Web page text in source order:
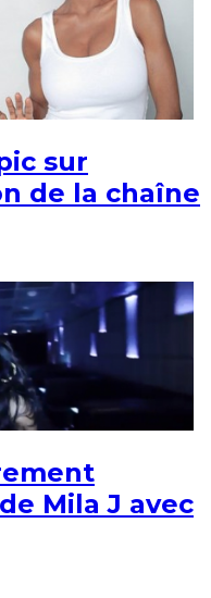
sur
de la chaîne
Mila J avec